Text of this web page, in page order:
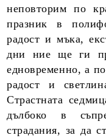
неповторим по
празник в
радост и мъка,
дни ние ще ги
едновременно, а
радост и
Страстната
дълбоко в
страдания, за да